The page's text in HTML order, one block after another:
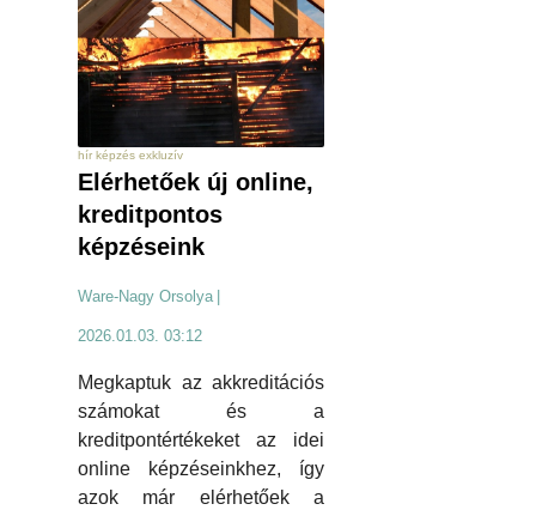
hír képzés exkluzív
Elérhetőek új online,
kreditpontos
képzéseink
Ware-Nagy Orsolya
2026.01.03. 03:12
Megkaptuk az akkreditációs
számokat és a
kreditpontértékeket az idei
online képzéseinkhez, így
azok már elérhetőek a